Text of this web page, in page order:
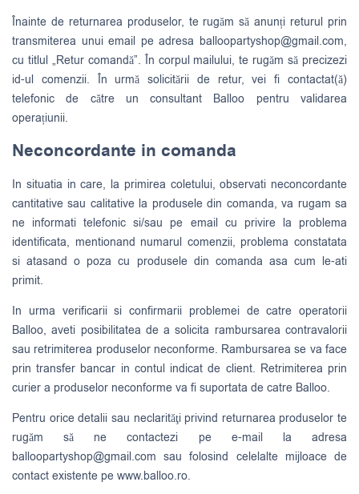
Înainte de returnarea produselor, te rugăm să anunți returul prin
transmiterea unui email pe adresa balloopartyshop@gmail.com,
cu titlul „Retur comandă”. În corpul mailului, te rugăm să precizezi
id-ul comenzii. În urmă solicitării de retur, vei fi contactat(ă)
telefonic de către un consultant Balloo pentru validarea
operațiunii.
Neconcordante in comanda
In situatia in care, la primirea coletului, observati neconcordante
cantitative sau calitative la produsele din comanda, va rugam sa
ne informati telefonic si/sau pe email cu privire la problema
identificata, mentionand numarul comenzii, problema constatata
si atasand o poza cu produsele din comanda asa cum le-ati
primit.
In urma verificarii si confirmarii problemei de catre operatorii
Balloo, aveti posibilitatea de a solicita rambursarea contravalorii
sau retrimiterea produselor neconforme. Rambursarea se va face
prin transfer bancar in contul indicat de client. Retrimiterea prin
curier a produselor neconforme va fi suportata de catre Balloo.
Pentru orice detalii sau neclarităţi privind returnarea produselor te
rugăm să ne contactezi pe e-mail la adresa
balloopartyshop@gmail.com sau folosind celelalte mijloace de
contact existente pe www.balloo.ro.